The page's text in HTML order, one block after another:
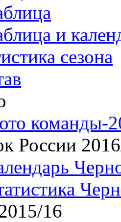
и
сезона
команды-
России
16